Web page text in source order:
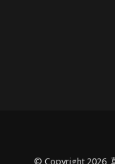
© Copyright 2026,